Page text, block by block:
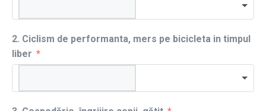
2. Ciclism de performanta, mers pe bicicleta in timpul
liber